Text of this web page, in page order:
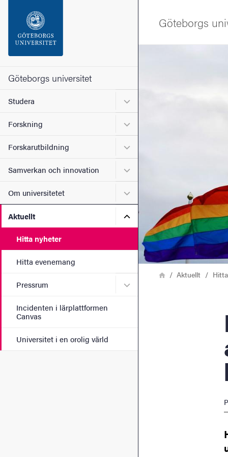
Sidfoten
Om webbplatsen
Göteborgs universitet
Studera Undermeny för Studera
Forskning Undermeny för Forskning
Forskarutbildning Undermeny för
Samverkan och innovation Undermeny för Samverkan
Om universitetet Undermeny för Om
Aktuellt Undermeny för Aktuellt
Hitta nyheter
Hitta evenemang
Pressrum Undermeny för Pressrum
Incidenten i lärplattformen
Canvas
Universitet i en orolig värld
Göteborgs
LänkstigHemAktuellt